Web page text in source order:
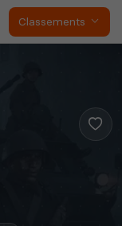
Classements